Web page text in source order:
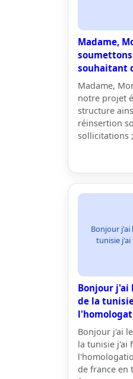
Madame,
souhaitant
Madame,
notre projet
structure
réinsertion
sollicitations
Bonjour j'ai
tunisie
Bonjour j'ai
de la
Bonjour j'ai
la tunisie j'ai
de france en